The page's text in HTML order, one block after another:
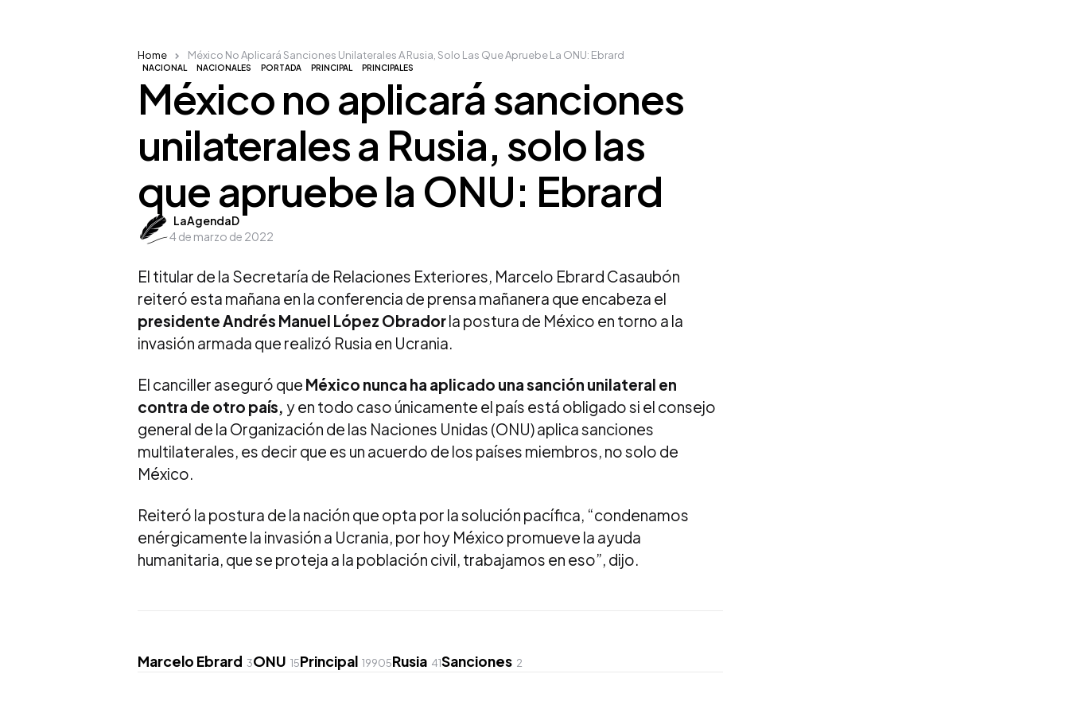
NACIONAL NACIONALES PORTADA PRINCIPAL PRINCIPALES
México no aplicará sanciones
unilaterales a Rusia, solo las
que apruebe la ONU: Ebrard
Posted
by
LaAgendaD
4 de marzo de 2022
Home México No Aplicará Sanciones Unilaterales A Rusia, Solo Las Que Apruebe La ONU: Ebrard
El titular de la Secretaría de Relaciones Exteriores, Marcelo Ebrard Casaubón
reiteró esta mañana en la conferencia de prensa mañanera que encabeza el
presidente Andrés Manuel López Obradorla postura de México en torno a la
invasión armada que realizó Rusia en Ucrania.
El canciller aseguró que México nunca ha aplicado una sanción unilateral en
contra de otro país, y en todo caso únicamente el país está obligado si el consejo
general de la Organización de las Naciones Unidas (ONU) aplica sanciones
multilaterales, es decir que es un acuerdo de los países miembros, no solo de
México.
Reiteró la postura de la nación que opta por la solución pacífica, “condenamos
enérgicamente la invasión a Ucrania, por hoy México promueve la ayuda
humanitaria, que se proteja a la población civil, trabajamos en eso”, dijo.
Marcelo Ebrard 3ONU 15Principal 19905Rusia 41Sanciones 2